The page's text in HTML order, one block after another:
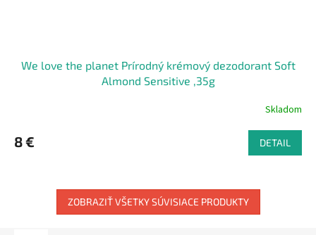
We love the planet Prírodný krémový dezodorant Soft
Almond Sensitive ,35g
Skladom
8 € DETAIL
ZOBRAZIŤ VŠETKY SÚVISIACE PRODUKTY